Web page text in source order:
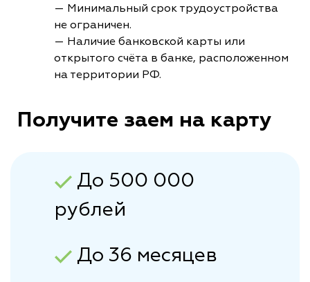
— Минимальный срок трудоустройства
не ограничен.
— Наличие банковской карты или
открытого счёта в банке, расположенном
на территории РФ.
Получите заем на карту
До 500 000
рублей
До 36 месяцев